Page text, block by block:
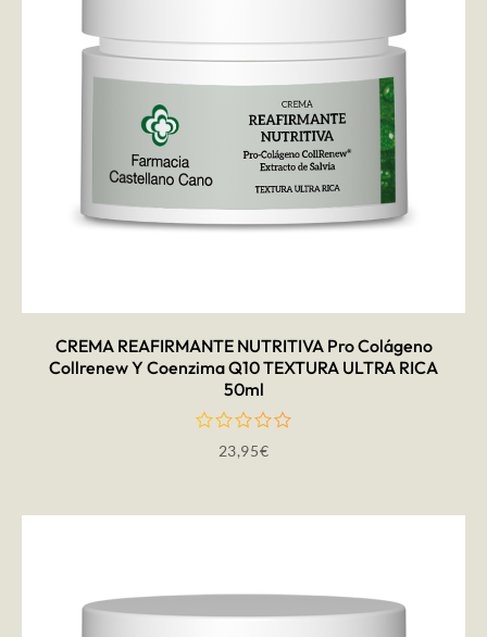
AÑADIR AL CARRITO
CREMA REAFIRMANTE NUTRITIVA Pro Colágeno
Collrenew Y Coenzima Q10 TEXTURA ULTRA RICA
50ml
23,95€